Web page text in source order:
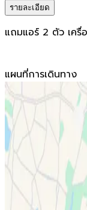
รายละเอียด
แถมแอร์ 2 ตัว เครื่
แผนที่การเดินทาง